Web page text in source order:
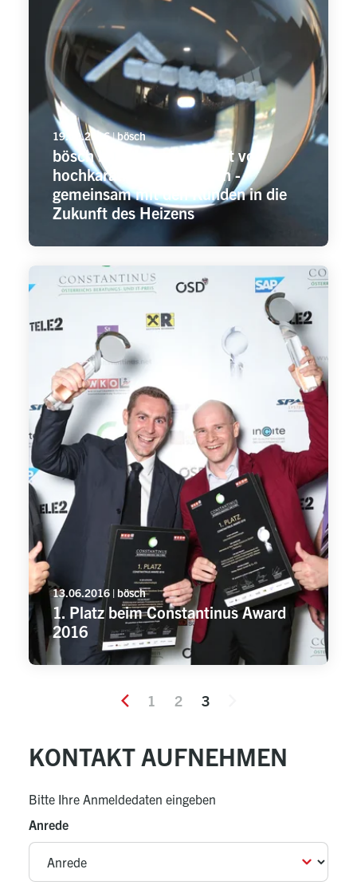
19.09.2016 | bösch
bösch blickte - unterstützt von
hochkarätigen Referenten -
gemeinsam mit den Kunden in die
Zukunft des Heizens
13.06.2016 | bösch
1. Platz beim Constantinus Award
2016
1 2 3
KONTAKT AUFNEHMEN
Bitte Ihre Anmeldedaten eingeben
Anrede